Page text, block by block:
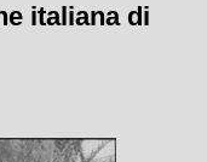
italiana di